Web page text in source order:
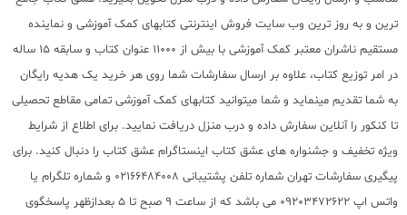
ترین و به روز ترین وب سایت فروش اینترنتی کتابهای کمک آموزشی و نماینده
مستقیم ناشران معتبر کمک آموزشی با بیش از 11000 عنوان کتاب و سابقه 15 ساله
در امر توزیع کتاب، علاوه بر ارسال سفارشات شما روی هر خرید یک هدیه رایگان
به شما تقدیم مینماید و شما میتوانید کتابهای کمک آموزشی تمامی مقاطع تحصیلی
تا کنکور را آنلاین سفارش داده و درب منزل دریافت نمایید. برای اطلاع از شرایط
ویژه تخفیف و جشنواره های عشق کتاب اینستاگرام عشق کتاب را دنبال کنید. برای
پیگیری سفارشات تهران شماره تلفن پشتیبانی 02166484008 و شماره تلگرام یا
واتس اپ 09203472622 می باشد که از ساعت 9 صبح تا 5 بعدازظهر پاسخگوی